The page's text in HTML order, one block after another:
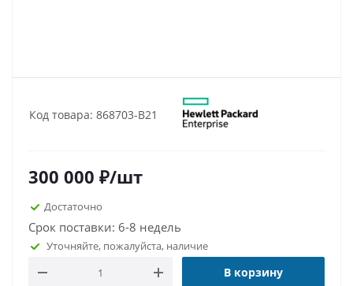
Код товара: 868703-B21
300 000 ₽/шт
Достаточно
Срок поставки: 6-8 недель
Уточняйте, пожалуйста, наличие
В корзину